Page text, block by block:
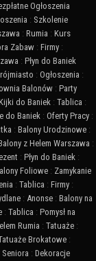
Ogłoszenia
: Szkolenie
: Rumia : Kurs
Zabaw : Firmy :
: Płyn do Baniek
: Ogłoszenia :
Balonów : Party
do Baniek : Tablica :
do Baniek : Oferty Pracy :
: Balony Urodzinowe :
z Helem Warszawa :
: Płyn do Baniek :
Foliowe : Zamykanie
: Tablica : Firmy :
: Anonse : Balony na
: Tablica : Pomysł na
Rumia : Tatuaże :
Brokatowe :
: Dekoracje